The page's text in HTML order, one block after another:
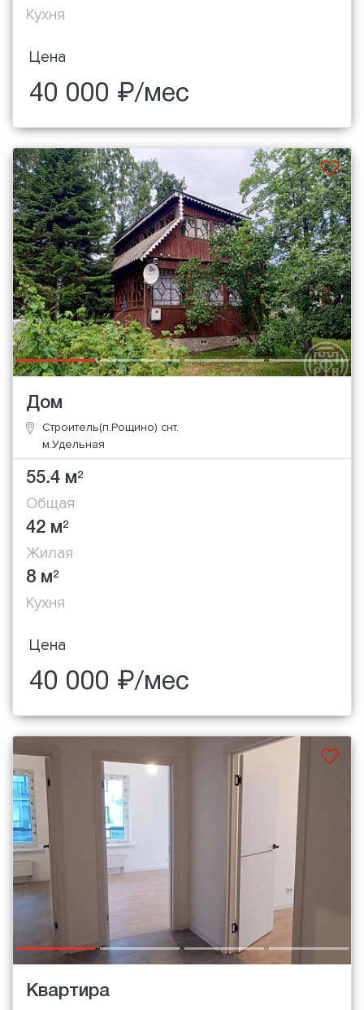
Кухня
Цена
40 000 ₽/мес
Дом
Строитель(п.Рощино) снт.
м.Удельная
55.4 м2
Общая
42 м2
Жилая
8 м2
Кухня
Цена
40 000 ₽/мес
Квартира